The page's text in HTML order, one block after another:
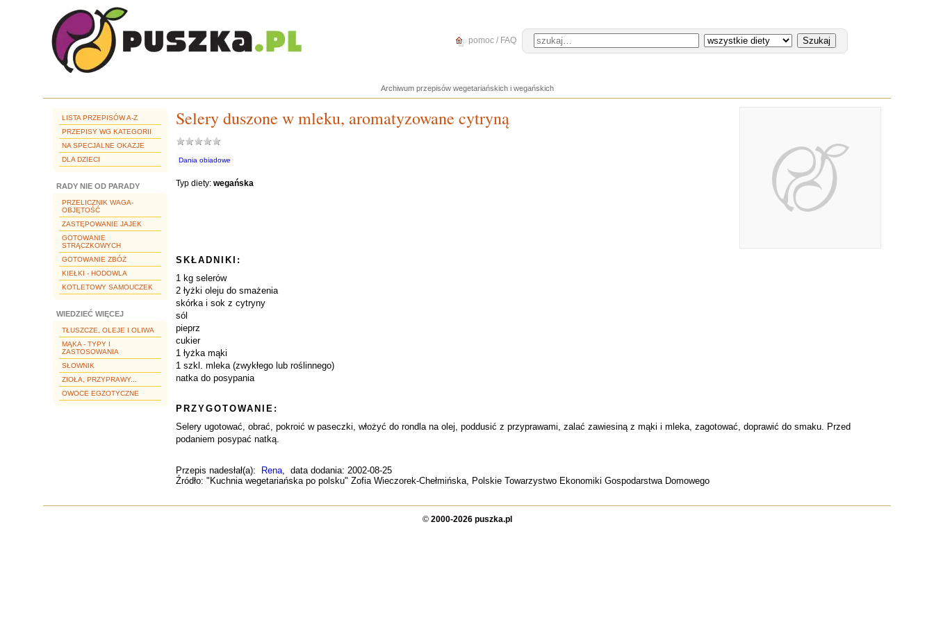
pomoc / FAQ
Archiwum przepisów wegetariańskich i wegańskich
LISTA PRZEPISÓW A-Z
PRZEPISY WG KATEGORII
NA SPECJALNE OKAZJE
DLA DZIECI
RADY NIE OD PARADY
PRZELICZNIK WAGA-
OBJĘTOŚĆ
ZASTĘPOWANIE JAJEK
GOTOWANIE
STRĄCZKOWYCH
GOTOWANIE ZBÓŻ
KIEŁKI - HODOWLA
KOTLETOWY SAMOUCZEK
WIEDZIEĆ WIĘCEJ
TŁUSZCZE, OLEJE I OLIWA
MĄKA - TYPY I
ZASTOSOWANIA
SŁOWNIK
ZIOŁA, PRZYPRAWY...
OWOCE EGZOTYCZNE
Selery duszone w mleku, aromatyzowane cytryną
Dania obiadowe
Typ diety: wegańska
SKŁADNIKI:
1 kg selerów
2 łyżki oleju do smażenia
skórka i sok z cytryny
sól
pieprz
cukier
1 łyżka mąki
1 szkl. mleka (zwykłego lub roślinnego)
natka do posypania
PRZYGOTOWANIE:
Selery ugotować, obrać, pokroić w paseczki, włożyć do rondla na olej, poddusić z przyprawami, zalać zawiesiną z mąki i mleka, zagotować, doprawić do smaku. Przed
podaniem posypać natką.
Przepis nadesłał(a): Rena, data dodania: 2002-08-25
Źródło: "Kuchnia wegetariańska po polsku" Zofia Wieczorek-Chełmińska, Polskie Towarzystwo Ekonomiki Gospodarstwa Domowego
© 2000-2026 puszka.pl